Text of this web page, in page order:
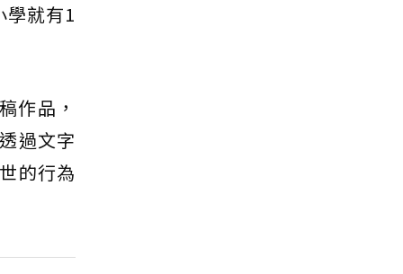
學就有1
作品，
過文字
的行為